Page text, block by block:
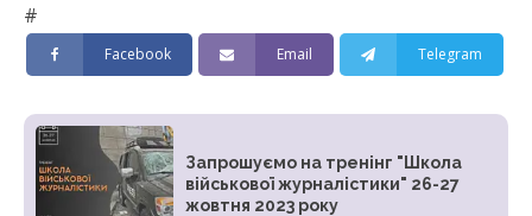
#
Facebook Email Telegram
Запрошуємо на тренінг "Школа
військової журналістики" 26-27
жовтня 2023 року